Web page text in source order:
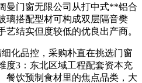
曼门窗无限公司从打中式**铝合
璃搭配型材可构成双层隔音樊
结实但度较低的优良出产商。
品控，采购朴直在挑选门窗
度3：东北区域工程配套资本充
餐饮预制食材里的焦点品类，大